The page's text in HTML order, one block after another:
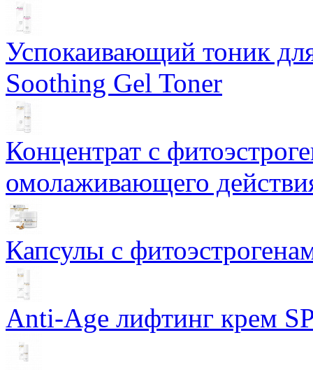
Успокаивающий тоник
Soothing Gel Toner
Концентрат с
омолаживающего
Капсулы с
Anti-Age лифтинг крем